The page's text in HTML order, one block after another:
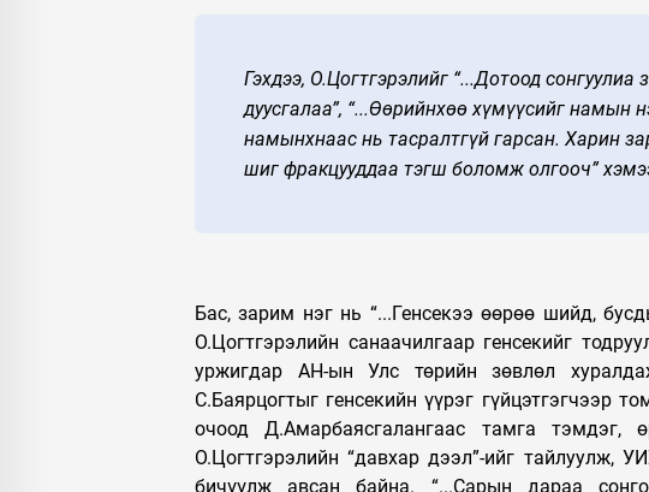
Гэхдээ, О.Цогтгэрэлийг “...Дотоод
дуусгалаа”, “...Өөрийнхөө хүмүүсийг намын
намынхнаас нь тасралтгүй гарсан. Харин
шиг фракцууддаа тэгш боломж олгооч”
Бас, зарим нэг нь “...Генсекээ өөрөө шийд,
О.Цогтгэрэлийн санаачилгаар генсекийг
уржигдар АН-ын Улс төрийн зөвлөл
С.Баярцогтыг генсекийн үүрэг гүйцэтгэгчээр
очоод Д.Амарбаясгалангаас тамга тэмдэг,
О.Цогтгэрэлийн “давхар дээл”-ийг тайлуулж,
бичүүлж авсан байна. “...Сарын дараа